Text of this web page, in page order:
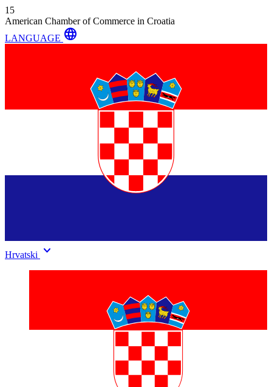
15
American Chamber of Commerce in Croatia
LANGUAGE language
Hrvatski keyboard_arrow_down